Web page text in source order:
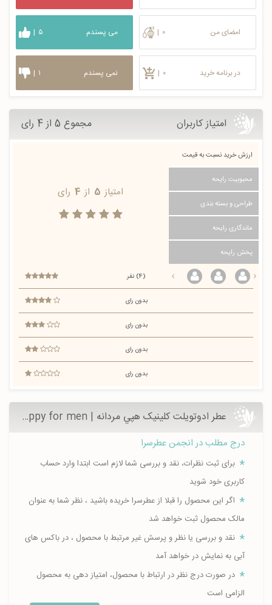
امضای من | ۰
در برنامه خرید | ۰
می پسندم | ۵
نمی پسندم | ۱
امتیاز کاربران مجموع 5 از 4 رای
ارزش خرید نسبت به قیمت
محبوبیت رایحه
طراحی و بسته بندی
ماندگاری رایحه
پخش رایحه
امتیاز 5 از 4 رای
(4) نفر
بدون رای
بدون رای
بدون رای
بدون رای
عطر ادوتویلت کلینیک هپي مردانه | Clinique Happy for men - عطرسرا
درج مطلب در انجمن عطرسرا
برای ثبت نظرات، نقد و بررسی شما لازم است ابتدا وارد حساب
کاربری خود شوید
اگر این محصول را قبلا از عطرسرا خریده باشید ، نظر شما به عنوان
مالک محصول ثبت خواهد شد
نقد و بررسی یا نظر و پرسش غیر مرتبط با محصول ، در باکس های
آبی به نمایش در خواهد آمد
در صورت درج نظر در ارتباط با محصول، امتیاز دهی به محصول
الزامی است